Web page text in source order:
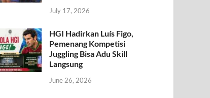
July 17, 2026
HGI Hadirkan Luís Figo,
Pemenang Kompetisi
Juggling Bisa Adu Skill
Langsung
June 26, 2026